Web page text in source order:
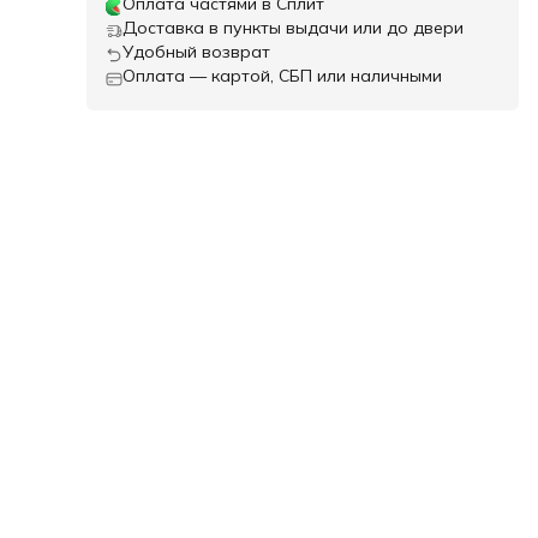
Доставка в пункты выдачи или до двери
Удобный возврат
Оплата — картой, СБП или наличными